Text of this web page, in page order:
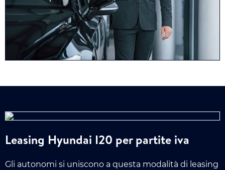
Leasing Hyundai I20 per partite iva
Gli autonomi si uniscono a questa modalità di leasing